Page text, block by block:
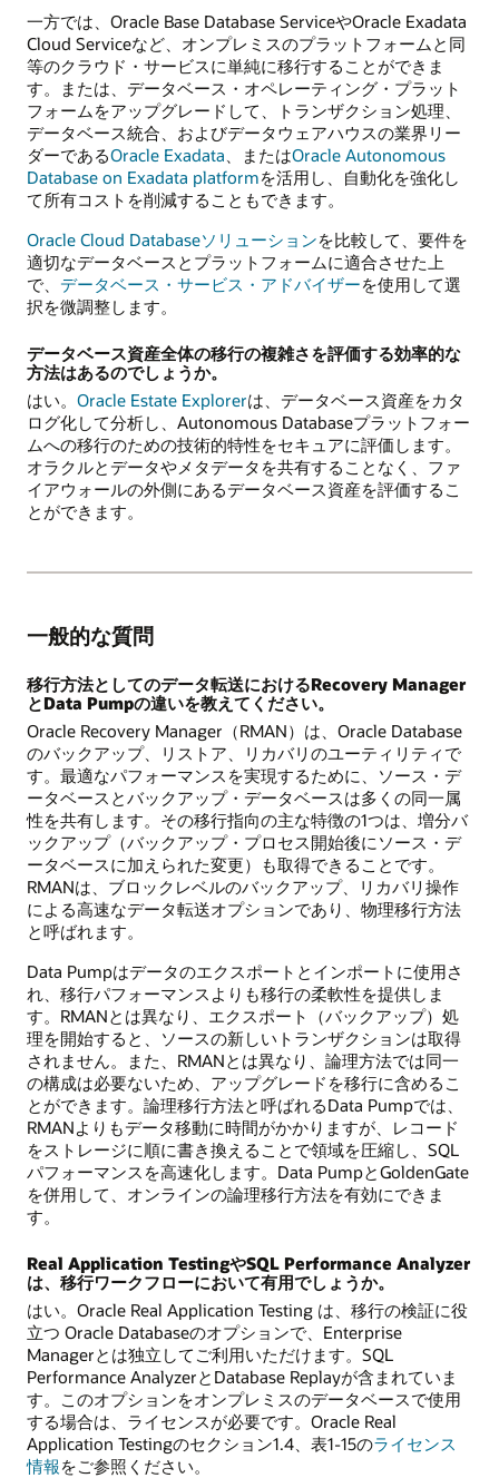
一方では、Oracle Base Database ServiceやOracle Exadata
Cloud Serviceなど、オンプレミスのプラットフォームと同
等のクラウド・サービスに単純に移行することができま
す。または、データベース・オペレーティング・プラット
フォームをアップグレードして、トランザクション処理、
データベース統合、およびデータウェアハウスの業界リー
ダーであるOracle Exadata 、またはOracle Autonomous
Database on Exadata platformを活用し、自動化を強化し
て所有コストを削減することもできます。
Oracle Cloud Databaseソリューションを比較して、要件を
適切なデータベースとプラットフォームに適合させた上
で、 データベース・サービス・アドバイザーを使用して選
択を微調整します。
データベース資産全体の移行の複雑さを評価する効率的な
方法はあるのでしょうか。
はい。 Oracle Estate Explorerは、データベース資産をカタ
ログ化して分析し、Autonomous Databaseプラットフォー
ムへの移行のための技術的特性をセキュアに評価します。
オラクルとデータやメタデータを共有することなく、ファ
イアウォールの外側にあるデータベース資産を評価するこ
とができます。
一般的な質問
移行方法としてのデータ転送におけるRecovery Manager
とData Pumpの違いを教えてください。
Oracle Recovery Manager（RMAN）は、Oracle Database
のバックアップ、リストア、リカバリのユーティリティで
す。最適なパフォーマンスを実現するために、ソース・デ
ータベースとバックアップ・データベースは多くの同一属
性を共有します。その移行指向の主な特徴の1つは、増分バ
ックアップ（バックアップ・プロセス開始後にソース・デ
ータベースに加えられた変更）も取得できることです。
RMANは、ブロックレベルのバックアップ、リカバリ操作
による高速なデータ転送オプションであり、物理移行方法
と呼ばれます。
Data Pumpはデータのエクスポートとインポートに使用さ
れ、移行パフォーマンスよりも移行の柔軟性を提供しま
す。RMANとは異なり、エクスポート（バックアップ）処
理を開始すると、ソースの新しいトランザクションは取得
されません。また、RMANとは異なり、論理方法では同一
の構成は必要ないため、アップグレードを移行に含めるこ
とができます。論理移行方法と呼ばれるData Pumpでは、
RMANよりもデータ移動に時間がかかりますが、レコード
をストレージに順に書き換えることで領域を圧縮し、SQL
パフォーマンスを高速化します。Data PumpとGoldenGate
を併用して、オンラインの論理移行方法を有効にできま
す。
Real Application TestingやSQL Performance Analyzer
は、移行ワークフローにおいて有用でしょうか。
はい。Oracle Real Application Testing は、移行の検証に役
立つ Oracle Databaseのオプションで、Enterprise
Managerとは独立してご利用いただけます。SQL
Performance AnalyzerとDatabase Replayが含まれていま
す。このオプションをオンプレミスのデータベースで使用
する場合は、ライセンスが必要です。Oracle Real
Application Testingのセクション1.4、表1-15のライセンス
情報をご参照ください。